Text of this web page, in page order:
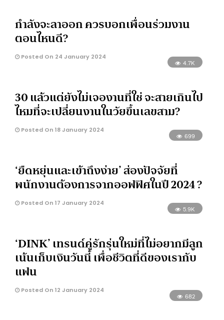
กำลังจะลาออก ควรบอกเพื่อนร่วมงาน
ตอนไหนดี?
Posted On 24 January 2024
4.7K
30 แล้วแต่ยังไม่เจองานที่ใช่ จะสายเกินไป
ไหมที่จะเปลี่ยนงานในวัยขึ้นเลขสาม?
Posted On 18 January 2024
699
‘ยืดหยุ่นและเข้าถึงง่าย’ ส่องปัจจัยที่
พนักงานต้องการจากออฟฟิศในปี 2024 ?
Posted On 17 January 2024
5.9K
‘DINK’ เทรนด์คู่รักรุ่นใหม่ที่ไม่อยากมีลูก
เน้นเก็บเงินวันนี้ เพื่อชีวิตที่ดีของเรากับ
แฟน
Posted On 12 January 2024
682